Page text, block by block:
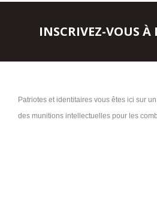
INSCRIVEZ-VOUS À
Patriotes et identitaires vous êtes ici sur
des munitions intellectuelles pour les